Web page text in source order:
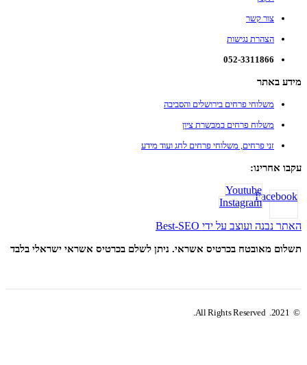
צור קשר
הצהרת נגישות
052-3311866
מידע באתר
משלוחי פרחים בירושלים והסביבה
משלוח פרחים במבשרת ציון
זני פרחים, משלוחי פרחים לחג ועוד מידע
עקבו אחרינו:
Facebook
Youtube
Instagram
האתר נבנה ועוצב על ידי Best-SEO
תשלום מאובטח בכרטיס אשראי. ניתן לשלם בכרטיס אשראי ישראלי בלבד
© 2021. All Rights Reserved.